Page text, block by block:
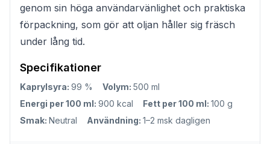
genom sin höga användarvänlighet och praktiska
förpackning, som gör att oljan håller sig fräsch
under lång tid.
Specifikationer
Kaprylsyra: 99 % Volym: 500 ml
Energi per 100 ml: 900 kcal Fett per 100 ml: 100 g
Smak: Neutral Användning: 1–2 msk dagligen